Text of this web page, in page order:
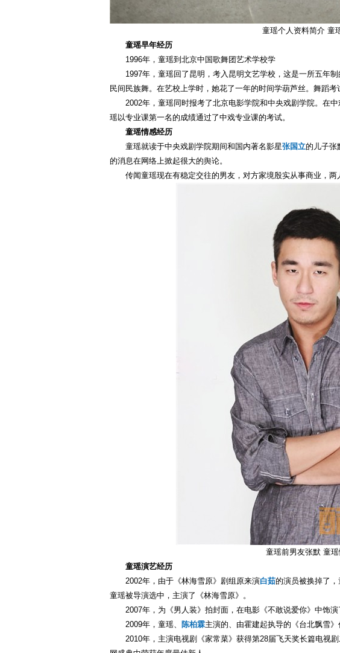
童瑶个人资料简介 童
童瑶早年经历
1996年，童瑶到北京中国歌舞团艺术学校学
1997年，童瑶回了昆明，考入昆明文艺学校，这是一所五年
民间民族舞。在艺校上学时，她花了一年的时间学葫芦丝。舞蹈考
2002年，童瑶同时报考了北京电影学院和中央戏剧学院。在
瑶以专业课第一名的成绩通过了中戏专业课的考试。
童瑶情感经历
童瑶就读于中央戏剧学院期间和国内著名影星张国立的儿子张
的消息在网络上掀起很大的舆论。
传闻童瑶现在有稳定交往的男友，对方家境殷实从事商业，两
童瑶前男友张默 童
童瑶演艺经历
2002年，由于《林海雪原》剧组原来演白茹的演员被换掉了
童瑶被导演选中，主演了《林海雪原》。
2007年，为《男人装》拍封面，在电影《不敢说爱你》中饰演
2009年，童瑶、 陈柏霖主演的、由霍建起执导的《台北飘雪》
2010年，主演电视剧《家常菜》获得第28届飞天奖长篇电视